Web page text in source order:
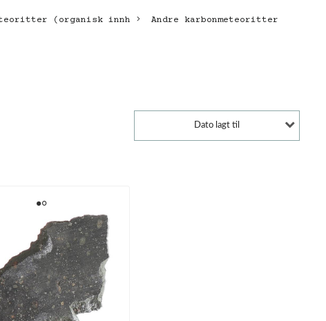
(organisk innh Andre karbonmeteoritter
Dato lagt til